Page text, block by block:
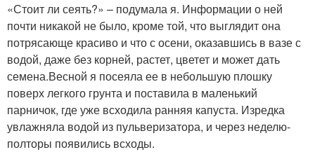
«Стоит ли сеять?» – подумала я. Информации о ней
почти никакой не было, кроме той, что выглядит она
потрясающе красиво и что с осени, оказавшись в вазе с
водой, даже без корней, растет, цветет и может дать
семена.Весной я посеяла ее в небольшую плошку
поверх легкого грунта и поставила в маленький
парничок, где уже всходила ранняя капуста. Изредка
увлажняла водой из пульверизатора, и через неделю-
полторы появились всходы.